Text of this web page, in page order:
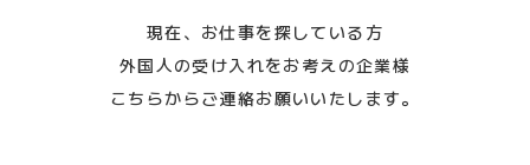
現在、お仕事を探している方
外国人の受け入れをお考えの企業様
こちらからご連絡お願いいたします。